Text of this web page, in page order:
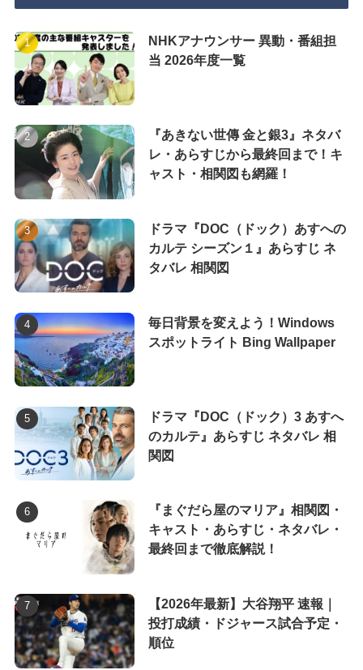
NHKアナウンサー 異動・番組担
当 2026年度一覧
『あきない世傳 金と銀3』ネタバ
レ・あらすじから最終回まで！キ
ャスト・相関図も網羅！
ドラマ『DOC（ドック）あすへの
カルテ シーズン１』あらすじ ネ
タバレ 相関図
毎日背景を変えよう！Windows
スポットライト Bing Wallpaper
ドラマ『DOC（ドック）3 あすへ
のカルテ』あらすじ ネタバレ 相
関図
『まぐだら屋のマリア』相関図・
キャスト・あらすじ・ネタバレ・
最終回まで徹底解説！
【2026年最新】大谷翔平 速報｜
投打成績・ドジャース試合予定・
順位